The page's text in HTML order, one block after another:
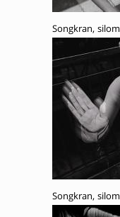
Songkran, silom
Songkran, silom